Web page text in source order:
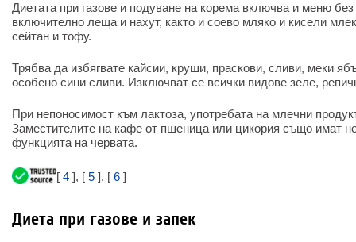
Диетата при газове и подуване на корема включва и меню
включително леща и нахут, както и соево мляко и кисели
сейтан и тофу.
Трябва да избягвате кайсии, круши, праскови, сливи, меки
особено сини сливи. Изключват се всички видове зеле,
При непоносимост към лактоза, употребата на млечни
Заместителите на кафе от пшеница или цикория също имат
функцията на червата.
[ 4 ], [ 5 ], [ 6 ]
Диета при газове и запек